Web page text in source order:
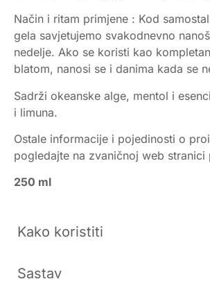
Način i ritam primjene : Kod
gela savjetujemo svakodnevno
nedelje. Ako se koristi kao
blatom, nanosi se i danima kada se
Sadrži okeanske alge, mentol i
i limuna.
Ostale informacije i pojedinosti o
pogledajte na zvaničnoj web stranici
250 ml
Kako koristiti
Sastav